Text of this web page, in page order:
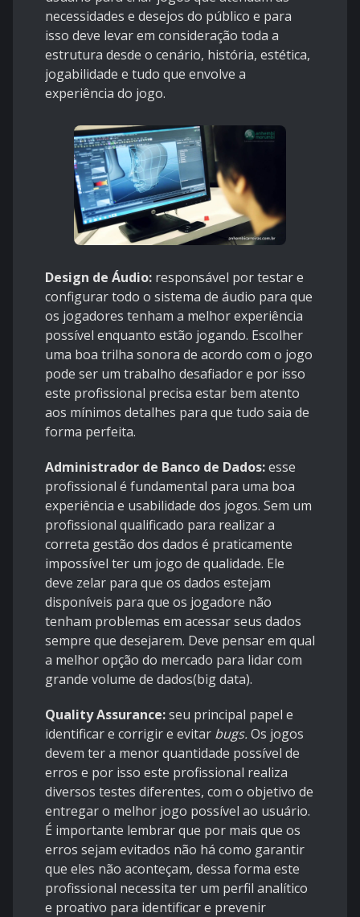
necessidades e desejos do público e para
isso deve levar em consideração toda a
estrutura desde o cenário, história, estética,
jogabilidade e tudo que envolve a
experiência do jogo.
Design de Áudio: responsável por testar e
configurar todo o sistema de áudio para que
os jogadores tenham a melhor experiência
possível enquanto estão jogando. Escolher
uma boa trilha sonora de acordo com o jogo
pode ser um trabalho desafiador e por isso
este profissional precisa estar bem atento
aos mínimos detalhes para que tudo saia de
forma perfeita.
Administrador de Banco de Dados:esse
profissional é fundamental para uma boa
experiência e usabilidade dos jogos. Sem um
profissional qualificado para realizar a
correta gestão dos dados é praticamente
impossível ter um jogo de qualidade. Ele
deve zelar para que os dados estejam
disponíveis para que os jogadore não
tenham problemas em acessar seus dados
sempre que desejarem. Deve pensar em qual
a melhor opção do mercado para lidar com
grande volume de dados(big data).
Quality Assurance:seu principal papel e
identificar e corrigir e evitar bugs.Os jogos
devem ter a menor quantidade possível de
erros e por isso este profissional realiza
diversos testes diferentes, com o objetivo de
entregar o melhor jogo possível ao usuário.
É importante lembrar que por mais que os
erros sejam evitados não há como garantir
que eles não aconteçam, dessa forma este
profissional necessita ter um perfil analítico
e proativo para identificar e prevenir